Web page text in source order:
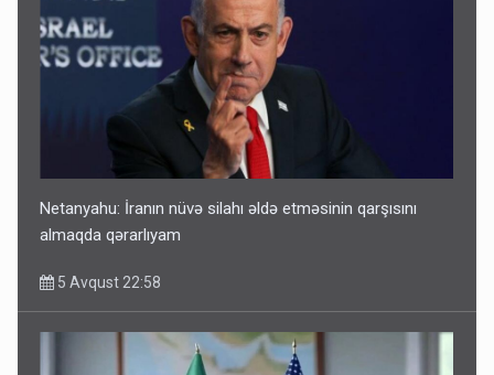
Netanyahu: İranın nüvə silahı əldə etməsinin qarşısını
almaqda qərarlıyam
5 Avqust 22:58